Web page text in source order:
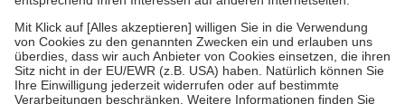
stärken und die besondere Stellung der Familie zu unterstützen,
fallenkeine Zuzahlungenan bei:
• Kindern und Jugendlichen bis zum vollendeten 18. Lebensjahr
mit Ausnahme der Fahrkosten
• Untersuchungen zur Vorsorge und Früherkennung, die von der